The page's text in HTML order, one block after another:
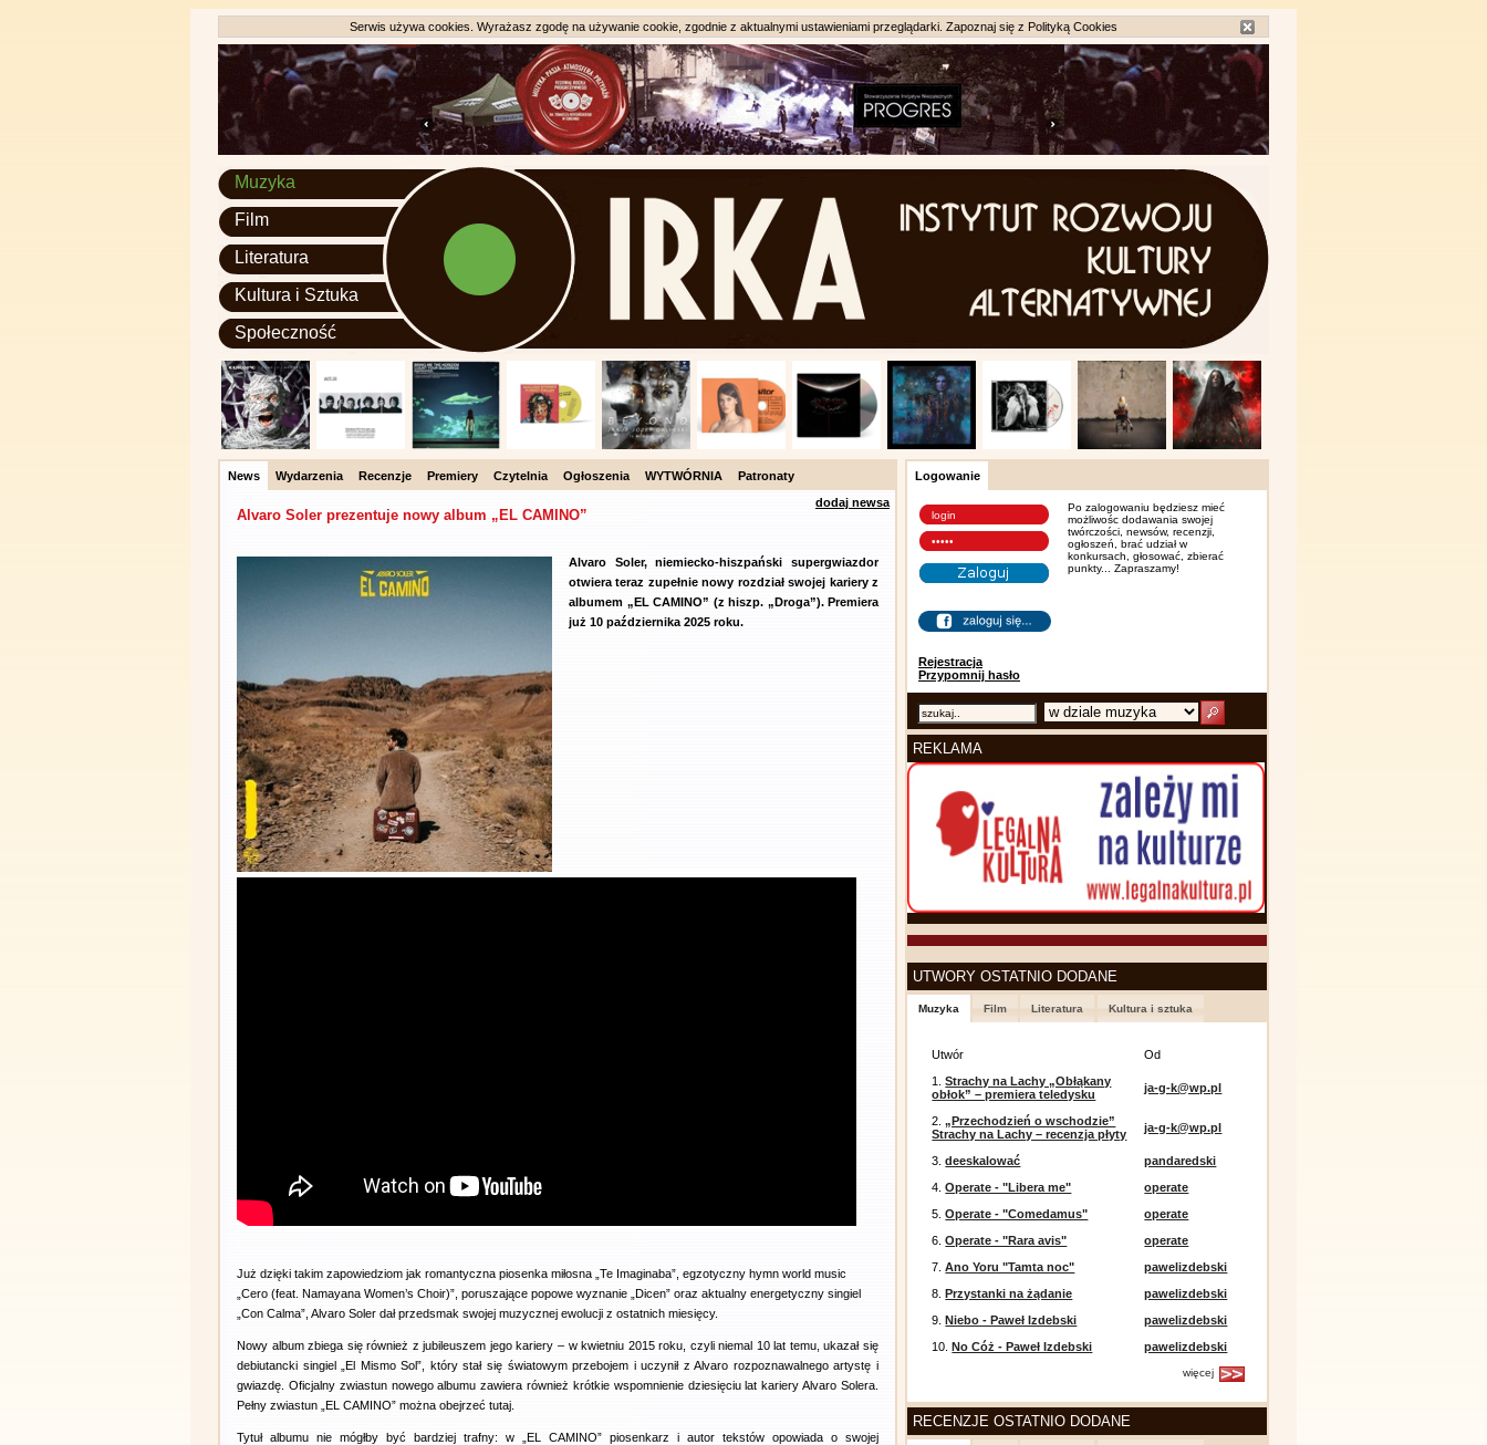
Serwis używa cookies. Wyrażasz zgodę na używanie cookie, zgodnie z aktualnymi ustawieniami przeglądarki. Zapoznaj się z Polityką Cookies
Muzyka
Film
Literatura
Kultura i Sztuka
Społeczność
News Wydarzenia Recenzje Premiery Czytelnia Ogłoszenia WYTWÓRNIA
Patronaty
dodaj newsa
Alvaro Soler prezentuje nowy album „EL CAMINO”
Alvaro Soler, niemiecko-hiszpański supergwiazdor
otwiera teraz zupełnie nowy rozdział swojej kariery z
albumem „EL CAMINO” (z hiszp. „Droga”). Premiera
już 10 października 2025 roku.
Już dzięki takim zapowiedziom jak romantyczna piosenka miłosna „Te Imaginaba”, egzotyczny hymn world music
„Cero (feat. Namayana Women’s Choir)”, poruszające popowe wyznanie „Dicen” oraz aktualny energetyczny singiel
„Con Calma”, Alvaro Soler dał przedsmak swojej muzycznej ewolucji z ostatnich miesięcy.
Nowy album zbiega się również z jubileuszem jego kariery – w kwietniu 2015 roku, czyli niemal 10 lat temu, ukazał się
debiutancki singiel „El Mismo Sol”, który stał się światowym przebojem i uczynił z Alvaro rozpoznawalnego artystę i
gwiazdę. Oficjalny zwiastun nowego albumu zawiera również krótkie wspomnienie dziesięciu lat kariery Alvaro Solera.
Pełny zwiastun „EL CAMINO” można obejrzeć tutaj.
Tytuł albumu nie mógłby być bardziej trafny: w „EL CAMINO” piosenkarz i autor tekstów opowiada o swojej
Logowanie
Rejestracja
Przypomnij hasło
Po zalogowaniu będziesz mieć
możliwośc dodawania swojej
twórczości, newsów, recenzji,
ogłoszeń, brać udział w
konkursach, głosować, zbierać
punkty... Zapraszamy!
REKLAMA
UTWORY OSTATNIO DODANE
Muzyka Film Literatura Kultura i sztuka
Utwór
Od
1.Strachy na Lachy „Obłąkany
obłok” – premiera teledysku
ja-g-k@wp.pl
2.„Przechodzień o wschodzie”
Strachy na Lachy – recenzja płyty
ja-g-k@wp.pl
3.deeskalować
pandaredski
4.Operate - "Libera me"
operate
5.Operate - "Comedamus"
operate
6.Operate - "Rara avis"
operate
7.Ano Yoru "Tamta noc"
pawelizdebski
8.Przystanki na żądanie
pawelizdebski
9.Niebo - Paweł Izdebski
pawelizdebski
10.No Cóż - Paweł Izdebski pawelizdebski
więcej
RECENZJE OSTATNIO DODANE